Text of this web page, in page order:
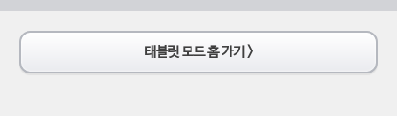
태블릿 모드 홈 가기 >